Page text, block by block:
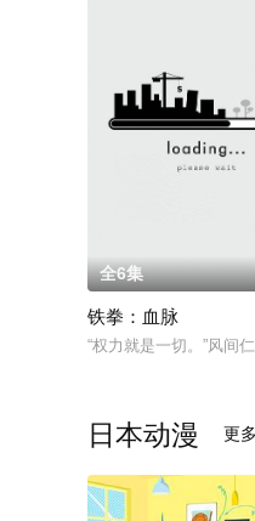
全6集
铁拳：血脉
“权力就是一切。”风间
日本动漫 更多